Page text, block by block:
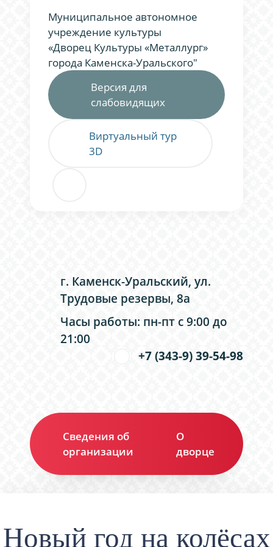
Муниципальное автономное
учреждение культуры
«Дворец Культуры «Металлург»
города Каменска-Уральского"
Версия для
слабовидящих
Виртуальный тур
3D
г. Каменск-Уральский, ул.
Трудовые резервы, 8а
Часы работы: пн-пт с 9:00 до
21:00
+7 (343-9) 39-54-98
Сведения об
организации
О
дворце
Новый год на колёсах